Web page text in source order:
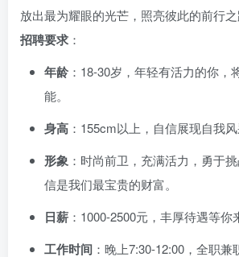
放出最为耀眼的光芒，照亮彼此的前行之
招聘要求 ：
年龄 ：18-30岁，年轻有活力的你，
能。
身高 ：155cm以上，自信展现自我风
形象 ：时尚前卫，充满活力，勇于
信是我们最宝贵的财富。
日薪 ：1000-2500元，丰厚待遇等你
工作时间 ：晚上7:30-12:00，全职